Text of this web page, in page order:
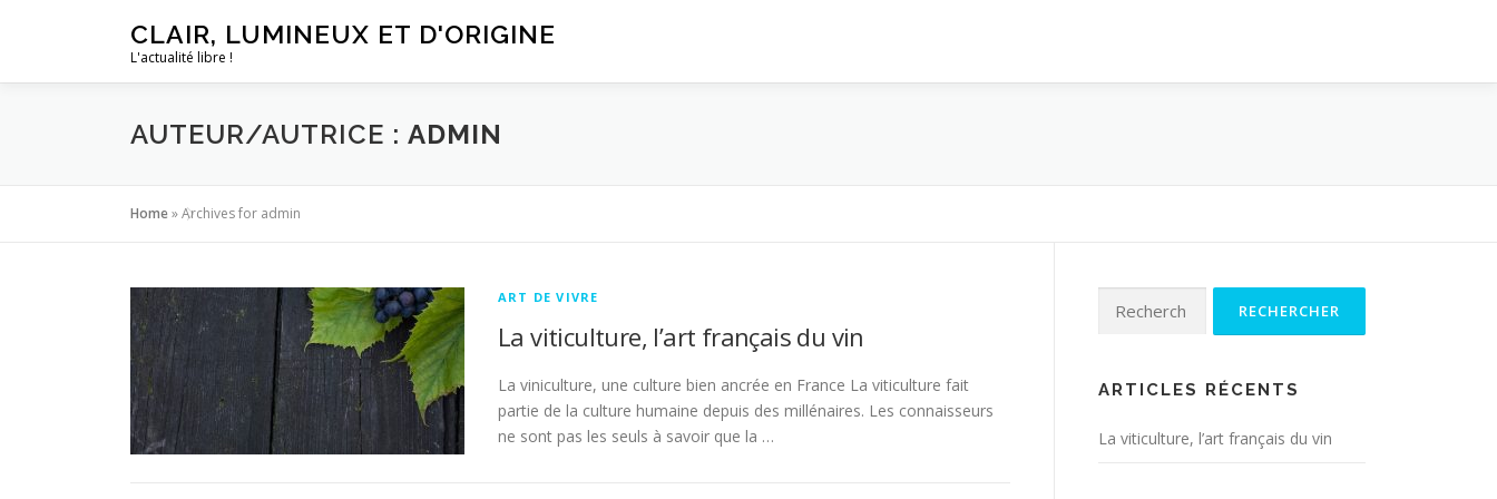
CLAIR, LUMINEUX ET D'ORIGINE
L'actualité libre !
AUTEUR/AUTRICE : ADMIN
Home»Archives for admin
ART DE VIVRE
La viticulture, l’art français du vin
La viniculture, une culture bien ancrée en France La viticulture fait
partie de la culture humaine depuis des millénaires. Les connaisseurs
ne sont pas les seuls à savoir que la …
ARTICLES RÉCENTS
La viticulture, l’art français du vin